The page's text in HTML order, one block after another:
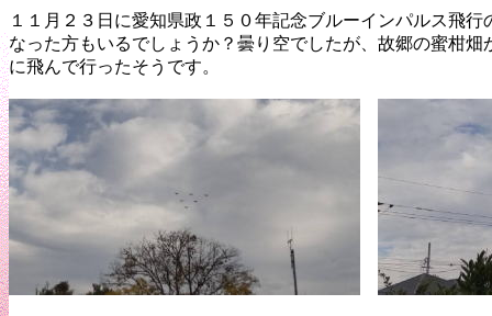
１１月２３日に愛知県政１５０年記念ブルーインパルス飛
なった方もいるでしょうか？曇り空でしたが、故郷の蜜柑
に飛んで行ったそうです。